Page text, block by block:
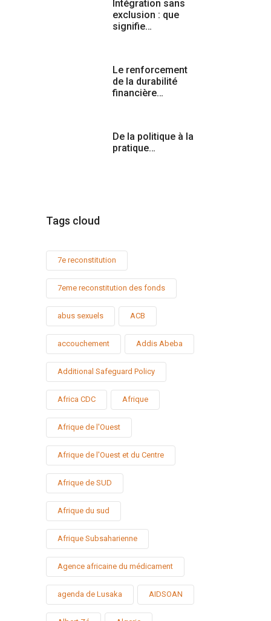
Intégration sans
exclusion : que
signifie…
Le renforcement
de la durabilité
financière…
De la politique à la
pratique…
Tags cloud
7e reconstitution
7eme reconstitution des fonds
abus sexuels ACB
accouchement Addis Abeba
Additional Safeguard Policy
Africa CDC Afrique
Afrique de l'Ouest
Afrique de l'Ouest et du Centre
Afrique de SUD
Afrique du sud
Afrique Subsaharienne
Agence africaine du médicament
agenda de Lusaka AIDSOAN